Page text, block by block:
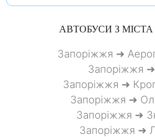
АВТОБУСИ З МІСТА
Запоріжжя ➜
Запоріжжя ➜
Запоріжжя ➜
Запоріжжя ➜
Запоріжжя ➜
Запоріжжя ➜